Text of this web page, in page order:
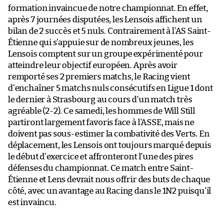
formation invaincue de notre championnat. En effet,
après 7 journées disputées, les Lensois affichent un
bilan de 2 succès et 5 nuls. Contrairement à l’AS Saint-
Étienne qui s’appuie sur de nombreux jeunes, les
Lensois comptent sur un groupe expérimenté pour
atteindre leur objectif européen. Après avoir
remporté ses 2 premiers matchs, le Racing vient
d’enchaîner 5 matchs nuls consécutifs en Ligue 1 dont
le dernier à Strasbourg au cours d’un match très
agréable (2-2). Ce samedi, les hommes de Will Still
partiront largement favoris face à l’ASSE, mais ne
doivent pas sous-estimer la combativité des Verts. En
déplacement, les Lensois ont toujours marqué depuis
le début d’exercice et affronteront l’une des pires
défenses du championnat. Ce match entre Saint-
Étienne et Lens devrait nous offrir des buts de chaque
côté, avec un avantage au Racing dans le 1N2 puisqu’il
est invaincu.